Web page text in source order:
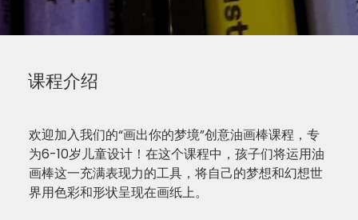
课程介绍
欢迎加入我们的“画出你的梦境”创意油画棒课程，专
为6-10岁儿童设计！在这个课程中，孩子们将运用油
画棒这一充满表现力的工具，将自己的梦想和幻想世
界用色彩和形状呈现在画纸上。